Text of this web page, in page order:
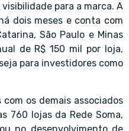
para a marca. A
dois meses e conta com
São Paulo e Minas
de R$ 150 mil por loja,
para investidores como
os demais associados
760 lojas da Rede Soma,